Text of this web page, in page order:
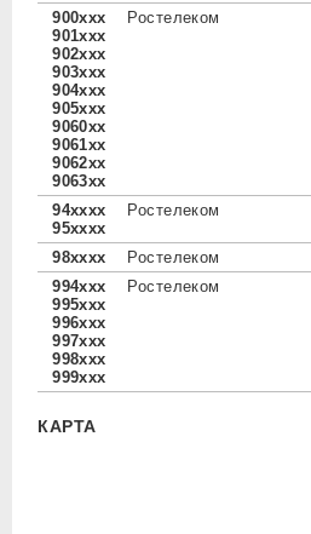
900xxx
901xxx
902xxx
903xxx
904xxx
905xxx
9060xx
9061xx
9062xx
9063xx
Ростелеком
94xxxx
95xxxx
Ростелеком
98xxxx
Ростелеком
994xxx
995xxx
996xxx
997xxx
998xxx
999xxx
Ростелеком
КАРТА